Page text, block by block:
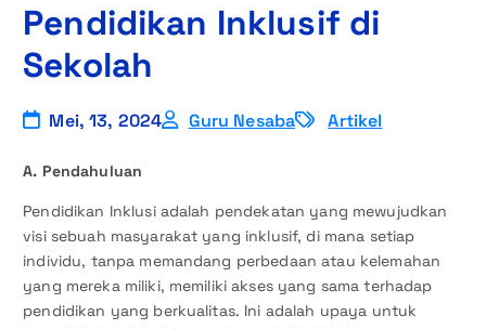
Pendidikan Inklusif di
Sekolah
Mei, 13, 2024 Guru Nesaba Artikel
A. Pendahuluan
Pendidikan Inklusi adalah pendekatan yang mewujudkan
visi sebuah masyarakat yang inklusif, di mana setiap
individu, tanpa memandang perbedaan atau kelemahan
yang mereka miliki, memiliki akses yang sama terhadap
pendidikan yang berkualitas. Ini adalah upaya untuk